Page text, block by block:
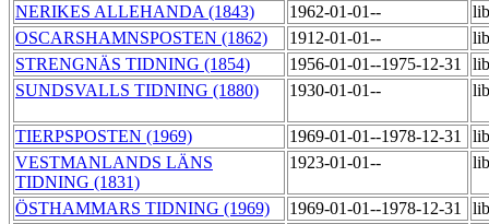
NERIKES ALLEHANDA (1843)
1962-01-01--
OSCARSHAMNSPOSTEN (1862)
1912-01-01--
STRENGNÄS TIDNING (1854)
1956-01-01--1975-12-31
SUNDSVALLS TIDNING (1880)
1930-01-01--
TIERPSPOSTEN (1969) 1969-01-01--1978-12-31
VESTMANLANDS LÄNS
TIDNING (1831)
1923-01-01--
ÖSTHAMMARS TIDNING (1969) 1969-01-01--1978-12-31